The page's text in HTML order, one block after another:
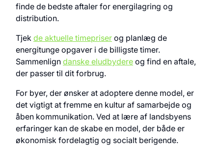
finde de bedste aftaler for energilagring og
distribution.
Tjek de aktuelle timepriser og planlæg de
energitunge opgaver i de billigste timer.
Sammenlign danske eludbydere og find en aftale,
der passer til dit forbrug.
For byer, der ønsker at adoptere denne model, er
det vigtigt at fremme en kultur af samarbejde og
åben kommunikation. Ved at lære af landsbyens
erfaringer kan de skabe en model, der både er
økonomisk fordelagtig og socialt berigende.